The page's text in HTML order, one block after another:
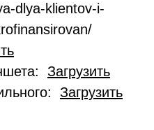
dlya-klientov-i-
Загрузить
Загрузить